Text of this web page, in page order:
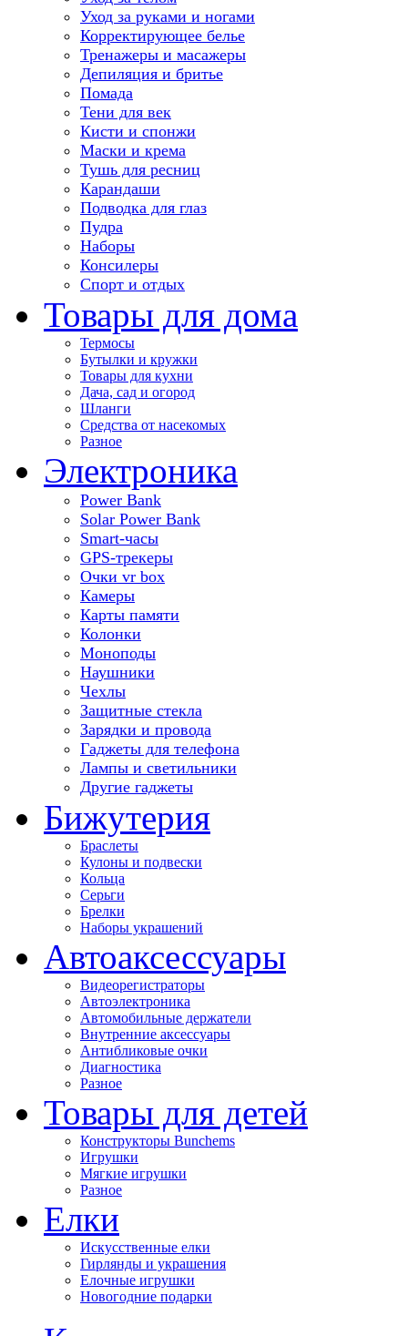
Уход за руками и ногами
Корректирующее белье
Тренажеры и масажеры
Депиляция и бритье
Помада
Тени для век
Кисти и спонжи
Маски и крема
Тушь для ресниц
Карандаши
Подводка для глаз
Пудра
Наборы
Консилеры
Спорт и отдых
Товары для дома
Термосы
Бутылки и кружки
Товары для кухни
Дача, сад и огород
Шланги
Средства от насекомых
Разное
Электроника
Power Bank
Solar Power Bank
Smart-часы
GPS-трекеры
Очки vr box
Камеры
Карты памяти
Колонки
Моноподы
Наушники
Чехлы
Защитные стекла
Зарядки и провода
Гаджеты для телефона
Лампы и светильники
Другие гаджеты
Бижутерия
Браслеты
Кулоны и подвески
Кольца
Серьги
Брелки
Наборы украшений
Автоаксессуары
Видеорегистраторы
Автоэлектроника
Автомобильные держатели
Внутренние аксессуары
Антибликовые очки
Диагностика
Разное
Товары для детей
Конструкторы Bunchems
Игрушки
Мягкие игрушки
Разное
Елки
Искусственные елки
Гирлянды и украшения
Елочные игрушки
Новогодние подарки